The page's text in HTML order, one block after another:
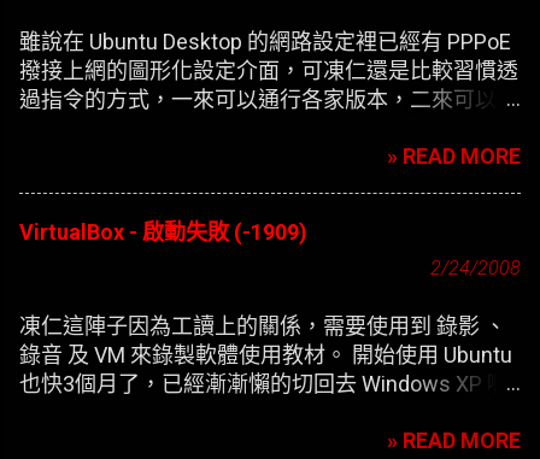
雖說在 Ubuntu Desktop 的網路設定裡已經有 PPPoE
撥接上網的圖形化設定介面，可凍仁還是比較習慣透
過指令的方式，一來可以通行各家版本，二來可以在
» READ MORE
VirtualBox - 啟動失敗 (-1909)
2/24/2008
凍仁這陣子因為工讀上的關係，需要使用到 錄影 、
錄音 及 VM 來錄製軟體使用教材。 開始使用 Ubuntu
也快3個月了，已經漸漸懶的切回去 Windows XP 啊
案。 一開始要安裝 VirtualBox 凍仁是使用應用程式選
» READ MORE